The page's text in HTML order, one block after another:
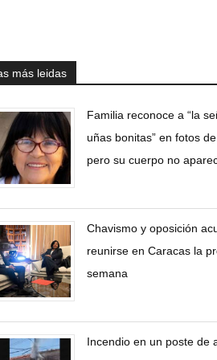
más leidas
Familia reconoce a “la
uñas bonitas” en fotos
pero su cuerpo no
Chavismo y oposición
reunirse en Caracas la
semana
Incendio en un poste de